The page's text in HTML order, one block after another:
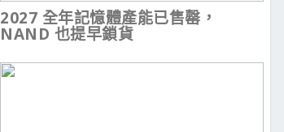
2027 全年記憶體產能已售罄，
NAND 也提早鎖貨